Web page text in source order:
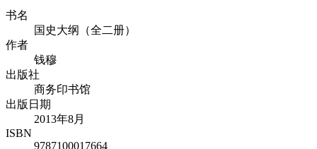
书名
国史大纲（全二册）
作者
钱穆
出版社
商务印书馆
出版日期
2013年8月
ISBN
9787100017664